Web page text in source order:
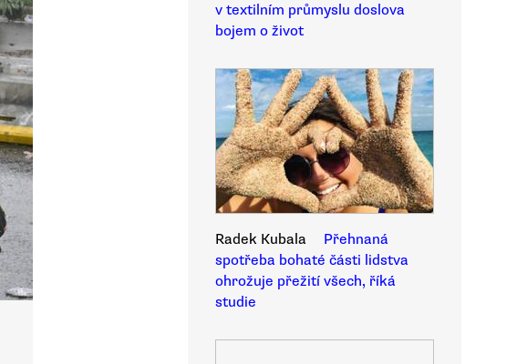
v textilním průmyslu doslova
bojem o život
Radek Kubala
Přehnaná
spotřeba bohaté části lidstva
ohrožuje přežití všech, říká
studie